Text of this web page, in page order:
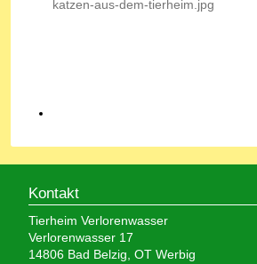
Kontakt
Tierheim Verlorenwasser
Verlorenwasser 17
14806 Bad Belzig, OT Werbig